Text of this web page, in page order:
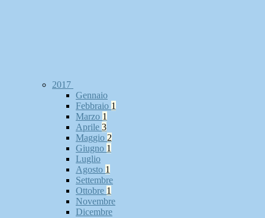
2017
Gennaio
Febbraio 1
Marzo 1
Aprile 3
Maggio 2
Giugno 1
Luglio
Agosto 1
Settembre
Ottobre 1
Novembre
Dicembre